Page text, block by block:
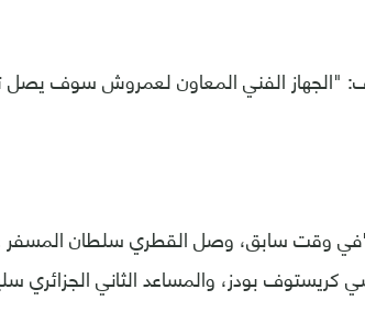
"الجهاز الفني المعاون لعمروش سوف يصل
وقت سابق، وصل القطري سلطان المسفر
كريستوف بودز، والمساعد الثاني الجزائري